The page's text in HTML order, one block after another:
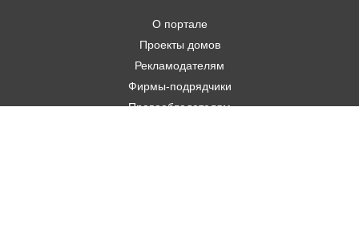
О портале
Проекты домов
Рекламодателям
Фирмы-подрядчики
Правообладателям